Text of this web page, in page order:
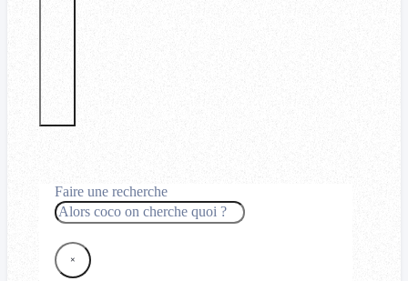
Faire une recherche
Rechercher
×